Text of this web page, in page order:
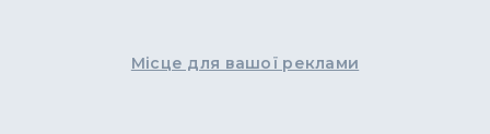
Місце для вашої реклами